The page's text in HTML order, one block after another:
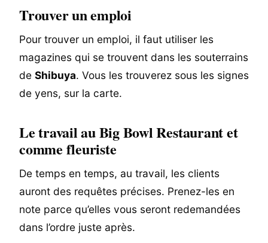
Trouver un emploi
Pour trouver un emploi, il faut utiliser les
magazines qui se trouvent dans les souterrains
de Shibuya. Vous les trouverez sous les signes
de yens, sur la carte.
Le travail au Big Bowl Restaurant et
comme fleuriste
De temps en temps, au travail, les clients
auront des requêtes précises. Prenez-les en
note parce qu’elles vous seront redemandées
dans l’ordre juste après.